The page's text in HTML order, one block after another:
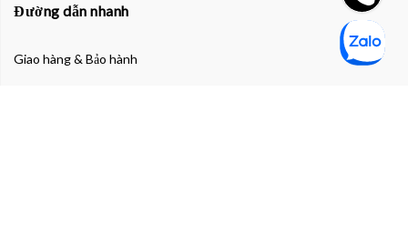
Đường dẫn nhanh
Giao hàng & Bảo hành